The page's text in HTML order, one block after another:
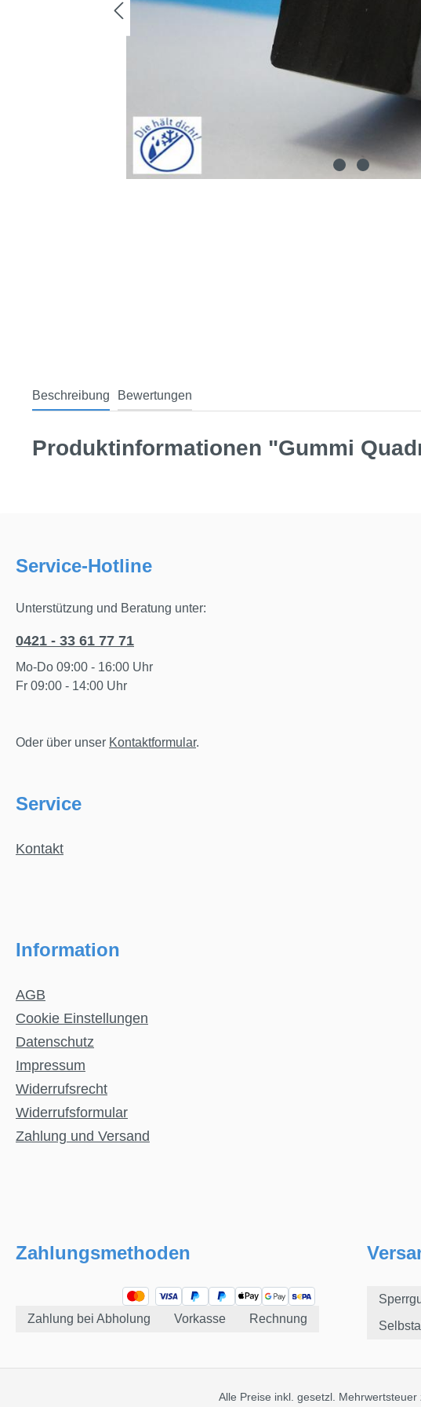
Beschreibung Bewertungen
Produktinformationen "Gummi
Service-Hotline
Unterstützung und Beratung unter:
0421 - 33 61 77 71
Mo-Do 09:00 - 16:00 Uhr
Fr 09:00 - 14:00 Uhr
Oder über unser Kontaktformular.
Service
Kontakt
Information
AGB
Cookie Einstellungen
Datenschutz
Impressum
Widerrufsrecht
Widerrufsformular
Zahlung und Versand
Zahlungsmethoden
Zahlung bei Abholung Vorkasse Rechnung
Alle Preise inkl. gesetzl. Mehrwertsteuer